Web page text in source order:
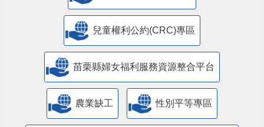
兒童權利公約(CRC)專區
苗栗縣婦女福利服務資源整合平台
農業缺工 性別平等專區